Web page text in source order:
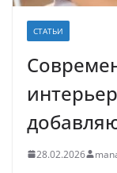
СТАТЬИ
28.02.2026